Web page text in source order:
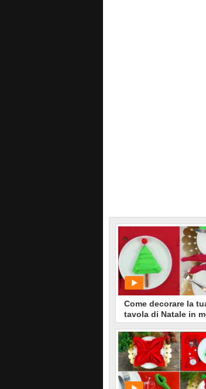
Come decorare la
tavola di Natale in
originale!
PLAY
1917• di Migliori idee